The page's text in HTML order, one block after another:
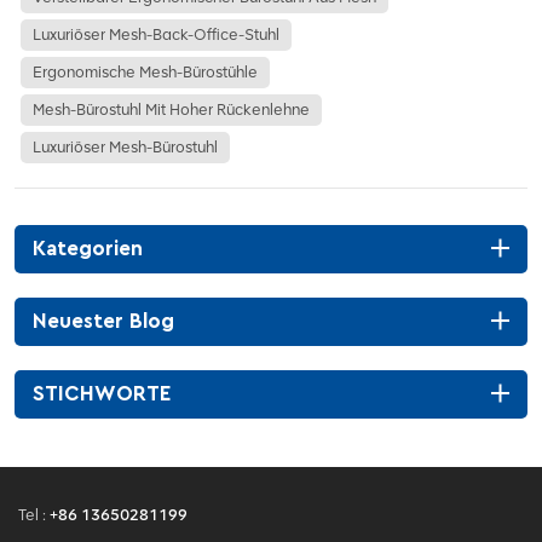
Luxuriöser Mesh-Back-Office-Stuhl
Ergonomische Mesh-Bürostühle
Mesh-Bürostuhl Mit Hoher Rückenlehne
Luxuriöser Mesh-Bürostuhl
Kategorien
Neuester Blog
STICHWORTE
Tel : +86 13650281199